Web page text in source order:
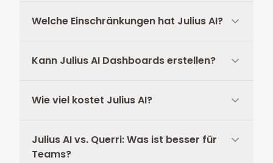
Welche Einschränkungen hat Julius AI?
Kann Julius AI Dashboards erstellen?
Wie viel kostet Julius AI?
Julius AI vs. Querri: Was ist besser für
Teams?